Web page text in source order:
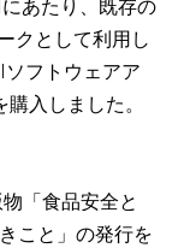
あたり、既存の
クとして利用し
ソフトウェアア
入しました。
「食品安全と
こと」の発行を